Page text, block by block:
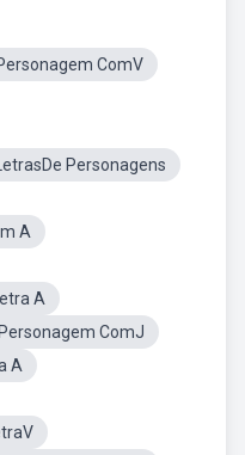
ComV
LetrasDe Personagens
A
A
Personagem ComJ
A